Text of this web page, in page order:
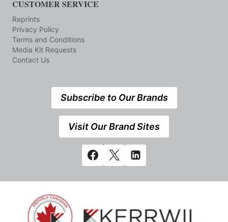
CUSTOMER SERVICE
Reprints
Privacy Policy
Terms and Conditions
Media Kit Requests
Contact Us
Subscribe to Our Brands
Visit Our Brand Sites